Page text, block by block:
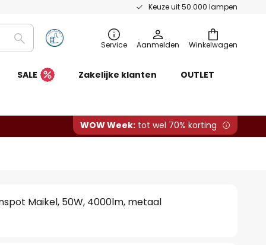
Keuze uit 50.000 lampen
Winkelwagen
Zoeken Service Aanmelden
SALE Zakelijke klanten OUTLET
WOW Week: tot wel 70% korting
Maikel, 50W, 4000lm, metaal